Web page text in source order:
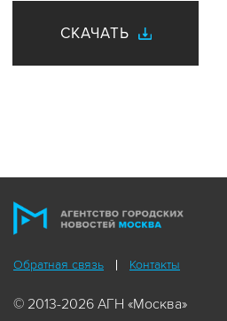
СКАЧАТЬ
Обратная связь Контакты
© 2013-2026 АГН «Москва»